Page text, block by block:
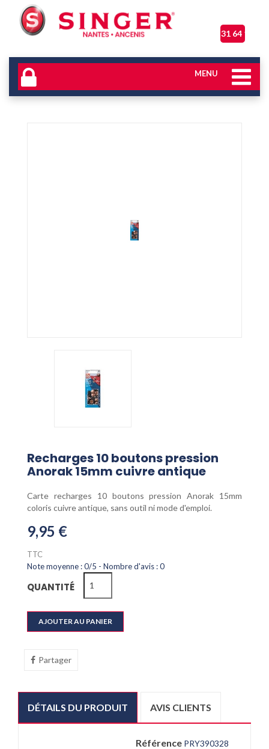
06 31 64 17 04
MENU
Recharges 10 boutons pression
Anorak 15mm cuivre antique
Carte recharges 10 boutons pression Anorak 15mm
coloris cuivre antique, sans outil ni mode d'emploi.
9,95 €
TTC
Note moyenne :0/5 - Nombre d'avis :0
QUANTITÉ
AJOUTER AU PANIER
Partager
DÉTAILS DU PRODUIT AVIS CLIENTS
Référence PRY390328